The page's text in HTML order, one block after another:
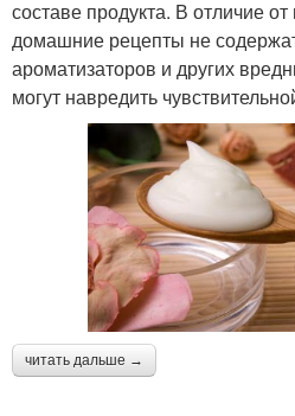
составе продукта. В отличие
домашние рецепты не
ароматизаторов и других
могут навредить
читать дальше →